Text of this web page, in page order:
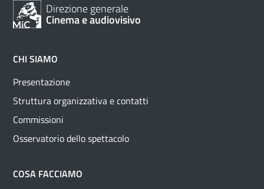
Direzione generale
Cinema e audiovisivo
CHI SIAMO
Presentazione
Struttura organizzativa e contatti
Commissioni
Osservatorio dello spettacolo
COSA FACCIAMO